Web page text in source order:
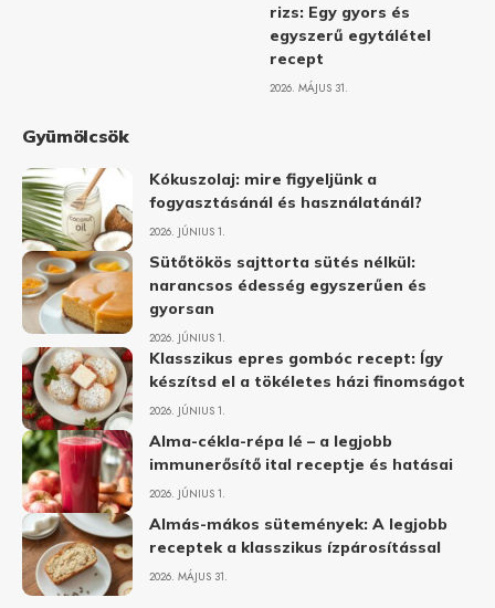
rizs: Egy gyors és
egyszerű egytálétel
recept
2026. MÁJUS 31.
Gyümölcsök
Kókuszolaj: mire figyeljünk a
fogyasztásánál és használatánál?
2026. JÚNIUS 1.
Sütőtökös sajttorta sütés nélkül:
narancsos édesség egyszerűen és
gyorsan
2026. JÚNIUS 1.
Klasszikus epres gombóc recept: Így
készítsd el a tökéletes házi finomságot
2026. JÚNIUS 1.
Alma-cékla-répa lé – a legjobb
immunerősítő ital receptje és hatásai
2026. JÚNIUS 1.
Almás-mákos sütemények: A legjobb
receptek a klasszikus ízpárosítással
2026. MÁJUS 31.